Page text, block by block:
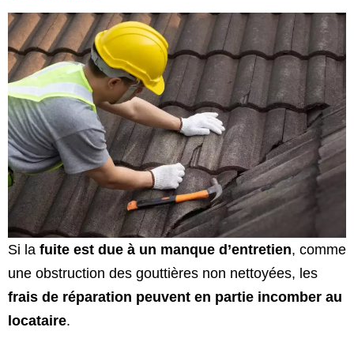
Si la fuite est due à un manque d’entretien, comme
une obstruction des gouttières non nettoyées, les
frais de réparation peuvent en partie incomber au
locataire.